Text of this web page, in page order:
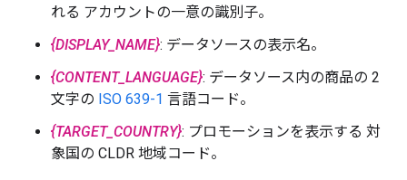
れる アカウントの一意の識別子。
{DISPLAY_NAME}: データソースの表示名。
{CONTENT_LANGUAGE}: データソース内の商品の 2
文字の ISO 639-1 言語コード。
{TARGET_COUNTRY}: プロモーションを表示する 対
象国の CLDR 地域コード。